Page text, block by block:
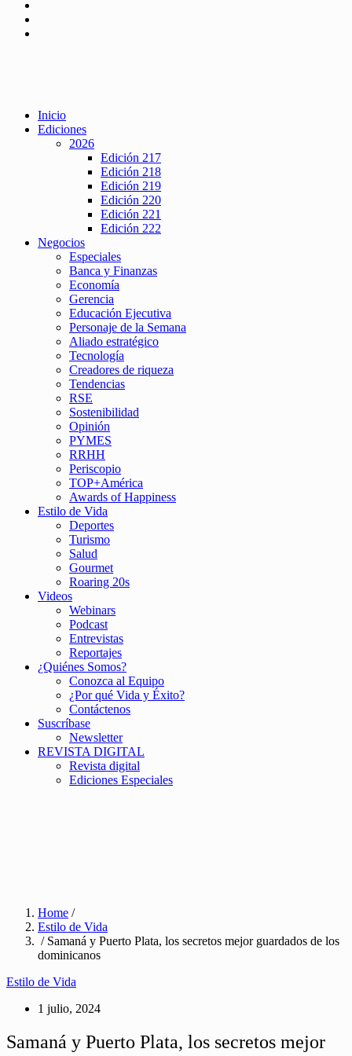
Inicio
Ediciones
2026
Edición 217
Edición 218
Edición 219
Edición 220
Edición 221
Edición 222
Negocios
Especiales
Banca y Finanzas
Economía
Gerencia
Educación Ejecutiva
Personaje de la Semana
Aliado estratégico
Tecnología
Creadores de riqueza
Tendencias
RSE
Sostenibilidad
Opinión
PYMES
RRHH
Periscopio
TOP+América
Awards of Happiness
Estilo de Vida
Deportes
Turismo
Salud
Gourmet
Roaring 20s
Videos
Webinars
Podcast
Entrevistas
Reportajes
¿Quiénes Somos?
Conozca al Equipo
¿Por qué Vida y Éxito?
Contáctenos
Suscríbase
Newsletter
REVISTA DIGITAL
Revista digital
Ediciones Especiales
Home /
Estilo de Vida
/ Samaná y Puerto Plata, los secretos mejor guardados de los
dominicanos
Estilo de Vida
1 julio, 2024
Samaná y Puerto Plata, los secretos mejor